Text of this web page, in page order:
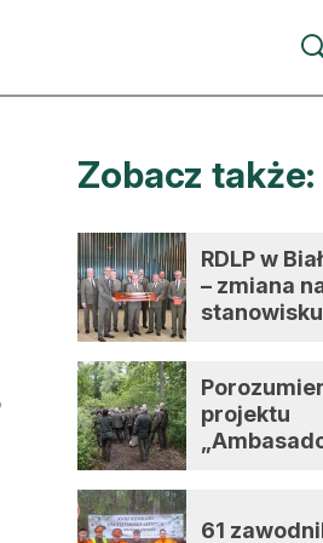
autorem
Zobacz także:
RDLP w
– zmiana
stanowisku
projektu
61